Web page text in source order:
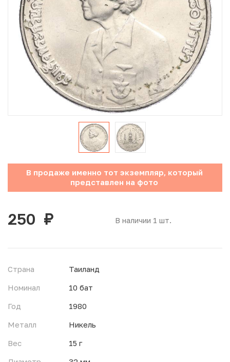
Юбилейные монеты Банка России (с 1999 года)
Памятные и инвестиционные монеты СССР и России
Иностранные монеты
Неофициальные выпуски монет (Unusual)
Античные и средневековые монеты
В продаже именно тот экземпляр, который
представлен на фото
В наличии 1 шт.
250 руб.
Страна
Таиланд
Номинал
10 бат
Год
1980
Металл
Никель
Вес
15 г